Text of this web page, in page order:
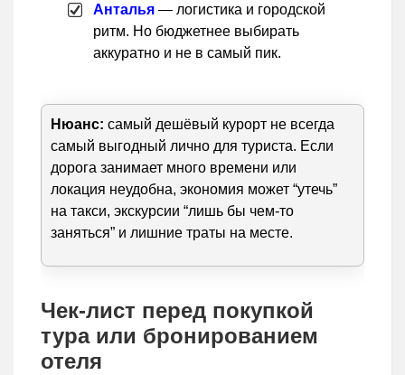
Анталья — логистика и городской
ритм. Но бюджетнее выбирать
аккуратно и не в самый пик.
Нюанс: самый дешёвый курорт не всегда
самый выгодный лично для туриста. Если
дорога занимает много времени или
локация неудобна, экономия может “утечь”
на такси, экскурсии “лишь бы чем-то
заняться” и лишние траты на месте.
Чек-лист перед покупкой
тура или бронированием
отеля